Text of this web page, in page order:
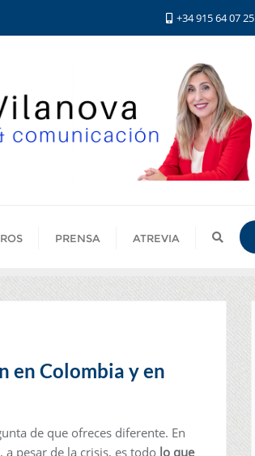
+34 915 64 07 25
PRENSA ATREVIA
en Colombia y en
de que ofreces diferente. En
a pesar de la crisis, es todo lo que